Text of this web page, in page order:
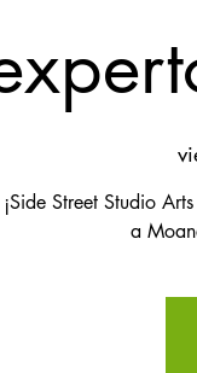
¡Side Street Studio
a